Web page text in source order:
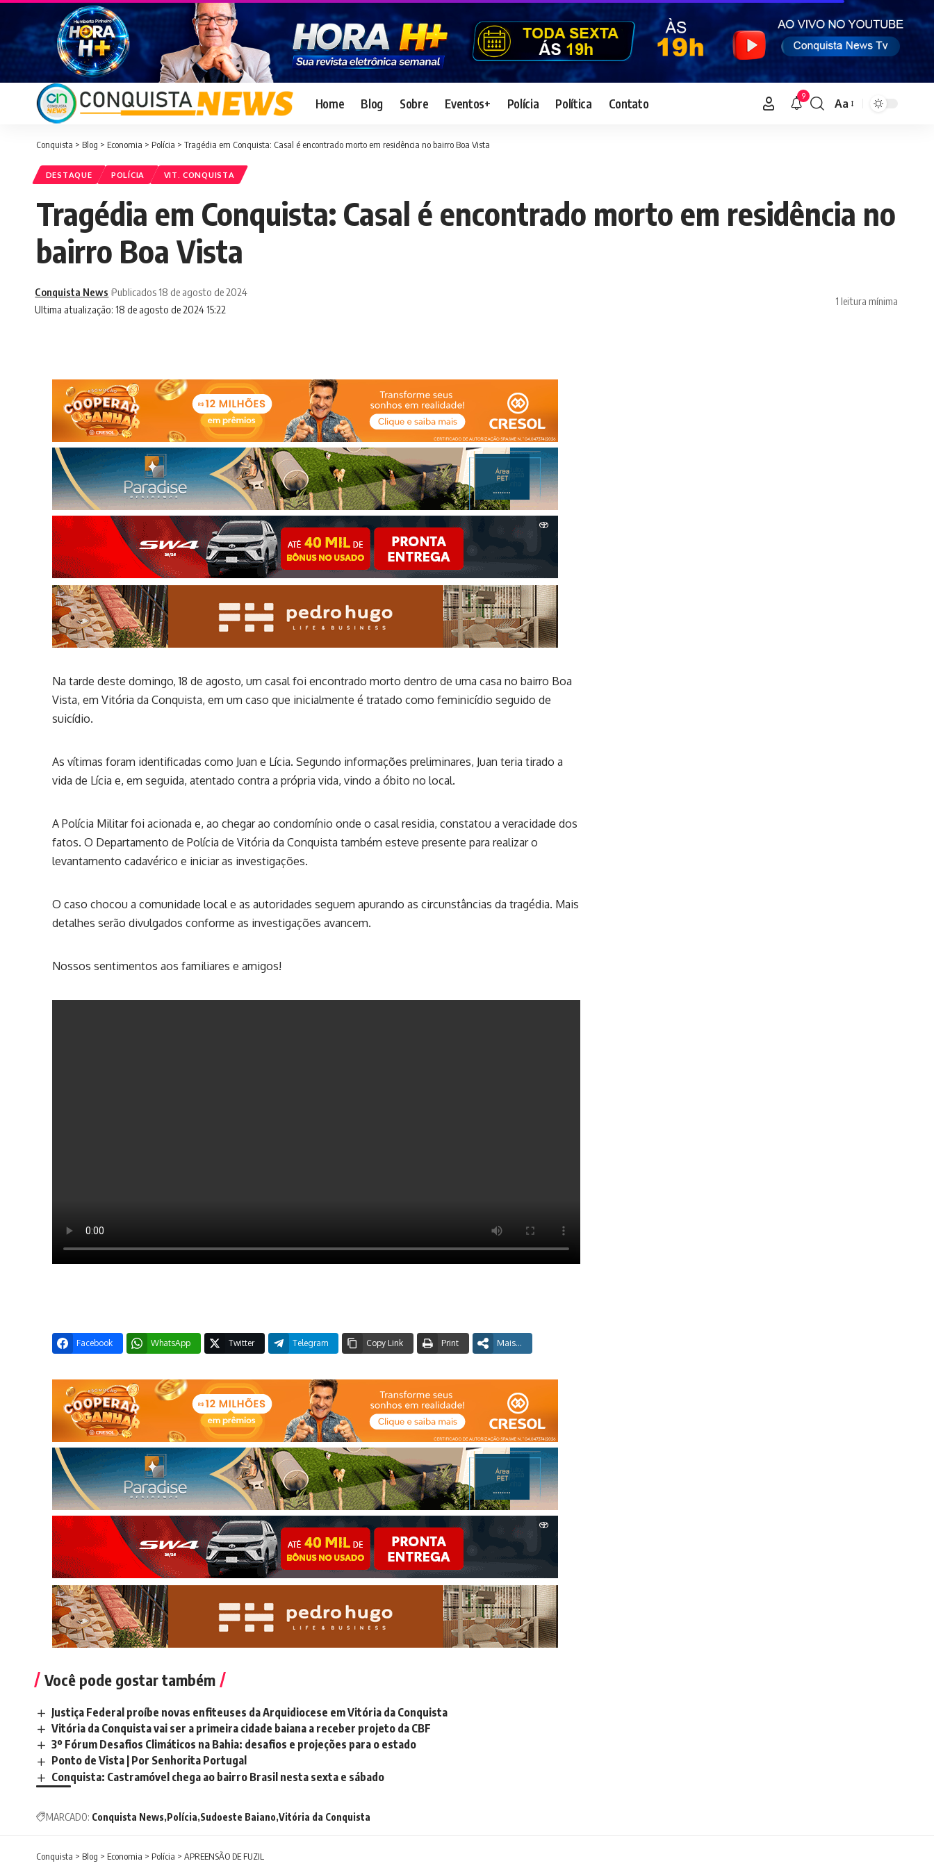
Home Blog Sobre Eventos+ Polícia Política Contato 9
Font
Aa
Conquista > Blog > Economia > Polícia > Tragédia em Conquista: Casal é encontrado morto em residência no bairro Boa Vista
DESTAQUE POLÍCIA VIT. CONQUISTA
Tragédia em Conquista: Casal é encontrado morto em residência no
bairro Boa Vista
Ultima atualização: 18 de agosto de 2024 15:22
Conquista News Publicados 18 de agosto de 2024
1 leitura mínima
Na tarde deste domingo, 18 de agosto, um casal foi encontrado morto dentro de uma casa no bairro Boa
Vista, em Vitória da Conquista, em um caso que inicialmente é tratado como feminicídio seguido de
suicídio.
As vítimas foram identificadas como Juan e Lícia. Segundo informações preliminares, Juan teria tirado a
vida de Lícia e, em seguida, atentado contra a própria vida, vindo a óbito no local.
A Polícia Militar foi acionada e, ao chegar ao condomínio onde o casal residia, constatou a veracidade dos
fatos. O Departamento de Polícia de Vitória da Conquista também esteve presente para realizar o
levantamento cadavérico e iniciar as investigações.
O caso chocou a comunidade local e as autoridades seguem apurando as circunstâncias da tragédia. Mais
detalhes serão divulgados conforme as investigações avancem.
Nossos sentimentos aos familiares e amigos!
Facebook WhatsApp Twitter Telegram Copy Link Print Mais...
Você pode gostar também
Justiça Federal proíbe novas enfiteuses da Arquidiocese em Vitória da Conquista
Vitória da Conquista vai ser a primeira cidade baiana a receber projeto da CBF
3º Fórum Desafios Climáticos na Bahia: desafios e projeções para o estado
Ponto de Vista | Por Senhorita Portugal
Conquista: Castramóvel chega ao bairro Brasil nesta sexta e sábado
MARCADO: Conquista News Polícia Sudoeste Baiano Vitória da Conquista
Conquista > Blog > Economia > Polícia > APREENSÃO DE FUZIL